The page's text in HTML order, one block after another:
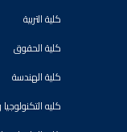
كلية التربية
كلية الحقوق
كلية الهندسة
كليه